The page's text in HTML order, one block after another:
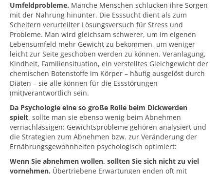
Umfeldprobleme. Manche Menschen schlucken ihre Sorgen
mit der Nahrung hinunter. Die Esssucht dient als zum
Scheitern verurteilter Lösungsversuch für Stress und
Probleme. Man wird gleichsam schwerer, um im eigenen
Lebensumfeld mehr Gewicht zu bekommen, um weniger
leicht zur Seite geschoben werden zu können. Veranlagung,
Kindheit, Familiensituation, ein verstelltes Gleichgewicht der
chemischen Botenstoffe im Körper – häufig ausgelöst durch
Diäten – sie alle können für die Essstörungen
(mit)verantwortlich sein.
Da Psychologie eine so große Rolle beim Dickwerden
spielt, sollte man sie ebenso wenig beim Abnehmen
vernachlässigen: Gewichtsprobleme gehören analysiert und
die Strategien zum Abnehmen bzw. zur Veränderung der
Ernährungsgewohnheiten psychologisch optimiert:
Wenn Sie abnehmen wollen, sollten Sie sich nicht zu viel
vornehmen. Übertriebene Erwartungen enden oft mit